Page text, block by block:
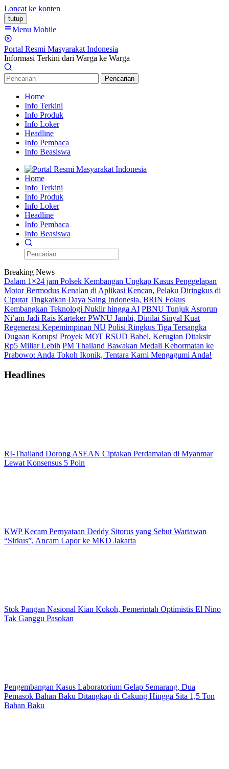
Loncat ke konten
tutup
Menu Mobile
Portal Resmi Masyarakat Indonesia
Informasi Terkini dari Warga ke Warga
Pencarian
Home
Info Terkini
Info Produk
Info Loker
Headline
Info Pembaca
Info Beasiswa
Home
Info Terkini
Info Produk
Info Loker
Headline
Info Pembaca
Info Beasiswa
Breaking News
Dalam 1×24 jam Polsek Kembangan Ungkap Kasus Penggelapan
Motor Bermodus Kenalan di Aplikasi Kencan, Pelaku Diringkus di
Ciputat Tingkatkan Daya Saing Indonesia, BRIN Fokus
Kembangkan Teknologi Nuklir hingga AI PBNU Tunjuk Asrorun
Ni’am Jadi Rais Karteker PWNU Jambi, Dinilai Sinyal Kuat
Regenerasi Kepemimpinan NU Polisi Ringkus Tiga Tersangka
Dugaan Korupsi Proyek MOT RSUD Babel, Kerugian Ditaksir
Rp5 Miliar Lebih PM Thailand Bawakan Medali Kehormatan ke
Prabowo: Anda Tokoh Ikonik, Tentara Kami Mengagumi Anda!
Headlines
RI-Thailand Dorong ASEAN Ciptakan Perdamaian di Myanmar
Lewat Konsensus 5 Poin
KWP Kecam Pernyataan Deddy Sitorus yang Sebut Wartawan
“Sirkus”, Ancam Lapor ke MKD Jakarta
Stok Pangan Nasional Kian Kokoh, Pemerintah Optimistis El Nino
Tak Ganggu Pasokan
Pengembangan Kasus Laboratorium Gelap Semarang, Dua
Pemasok Bahan Baku Ditangkap di Cakung Hingga Sita 1,5 Ton
Bahan Baku